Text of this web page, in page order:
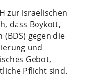
zur israelischen
dass Boykott,
gegen die
und
Gebot,
Pflicht sind.